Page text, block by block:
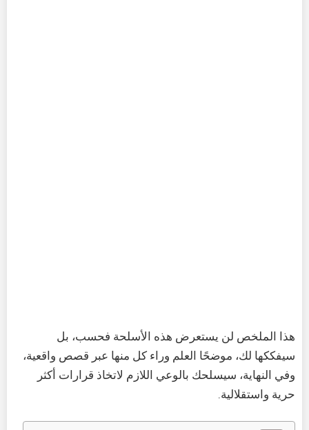
هذا الملخص لن يستعرض هذه الأسلحة فحسب، بل
سيفككها لك، موضحًا العلم وراء كل منها عبر قصص واقعية،
وفي النهاية، سيسلحك بالوعي اللازم لاتخاذ قرارات أكثر
حرية واستقلالية.